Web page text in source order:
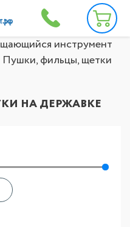
инструмент
Пушки, фильцы, щетки
НА ДЕРЖАВКЕ